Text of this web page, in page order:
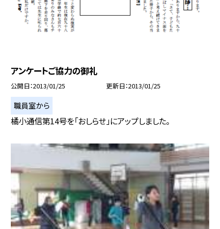
アンケートご協力の御礼
公開日 2013/01/25 更新日 2013/01/25
職員室から
橘小通信第14号を「おしらせ」にアップしました。